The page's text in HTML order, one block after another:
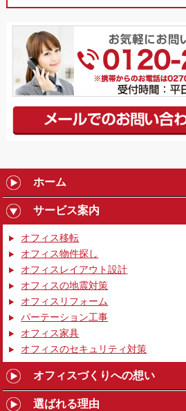
ホーム
サービス案内
オフィス移転
オフィス物件探し
オフィスレイアウト設計
オフィスの地震対策
オフィスリフォーム
パーテーション工事
オフィス家具
オフィスのセキュリティ対策
オフィスづくりへの想い
選ばれる理由